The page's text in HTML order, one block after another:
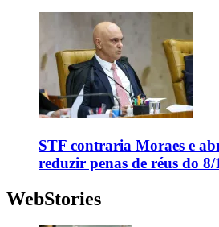
STF contraria Moraes e
reduzir penas de réus do 8/
WebStories